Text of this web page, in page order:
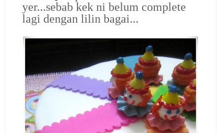
yer...sebab kek ni belum complete
lagi dengan lilin bagai...